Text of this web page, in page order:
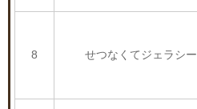
8 せつなくてジェラシー